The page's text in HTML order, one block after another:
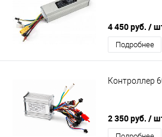
4 450 руб. /
Подробнее
Контроллер
2 350 руб. /